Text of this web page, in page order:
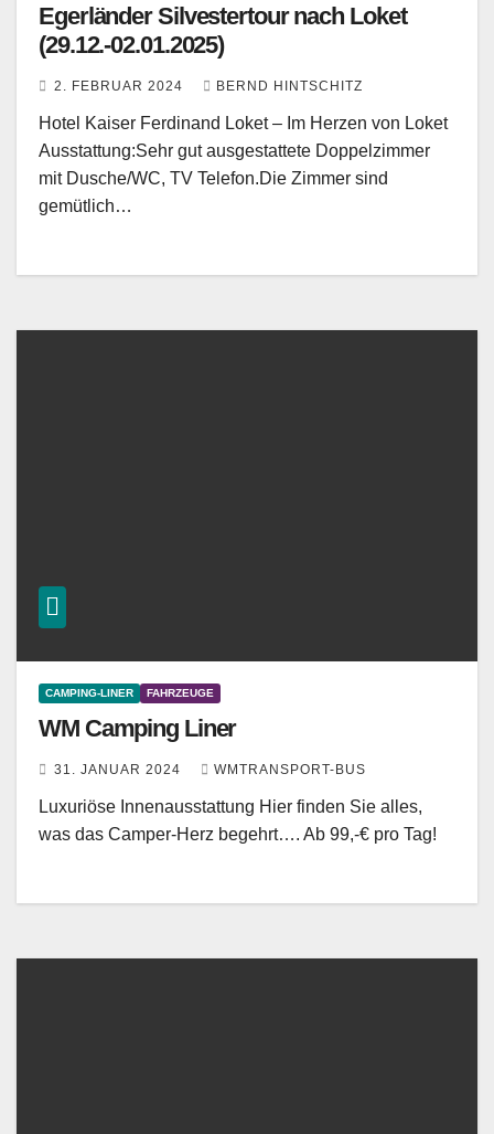
Egerländer Silvestertour nach Loket
(29.12.-02.01.2025)
2. FEBRUAR 2024 BERND HINTSCHITZ
Hotel Kaiser Ferdinand Loket – Im Herzen von Loket
Ausstattung:Sehr gut ausgestattete Doppelzimmer
mit Dusche/WC, TV Telefon.Die Zimmer sind
gemütlich…
CAMPING-LINER FAHRZEUGE
WM Camping Liner
31. JANUAR 2024 WMTRANSPORT-BUS
Luxuriöse Innenausstattung Hier finden Sie alles,
was das Camper-Herz begehrt…. Ab 99,-€ pro Tag!